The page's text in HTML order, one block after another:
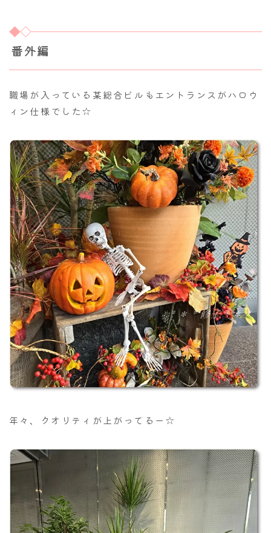
番外編
職場が入っている某総合ビルもエントランスがハロウ
ィン仕様でした☆
年々、クオリティが上がってるー☆